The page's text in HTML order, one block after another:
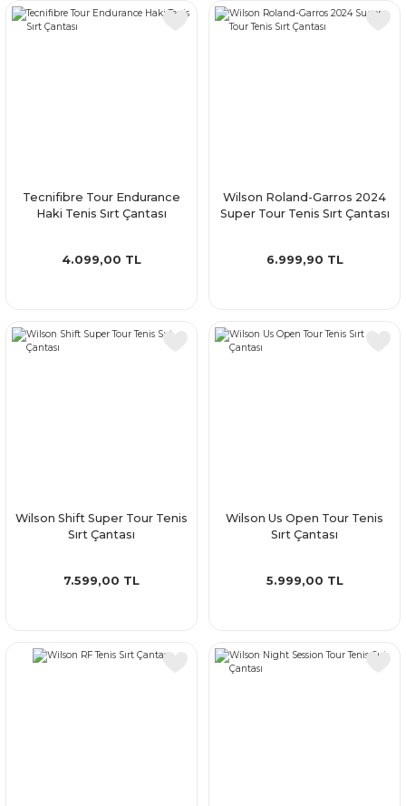
Tecnifibre Tour Endurance
Haki Tenis Sırt Çantası
4.099,00 TL
Wilson Roland-Garros 2024
Super Tour Tenis Sırt Çantası
6.999,90 TL
Wilson Shift Super Tour Tenis
Sırt Çantası
7.599,00 TL
Wilson Us Open Tour Tenis
Sırt Çantası
5.999,00 TL